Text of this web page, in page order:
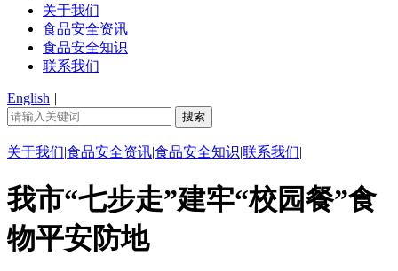
关于我们
食品安全资讯
食品安全知识
联系我们
English |
关于我们|食品安全资讯|食品安全知识|联系我们|
我市“七步走”建牢“校园餐”食
物平安防地